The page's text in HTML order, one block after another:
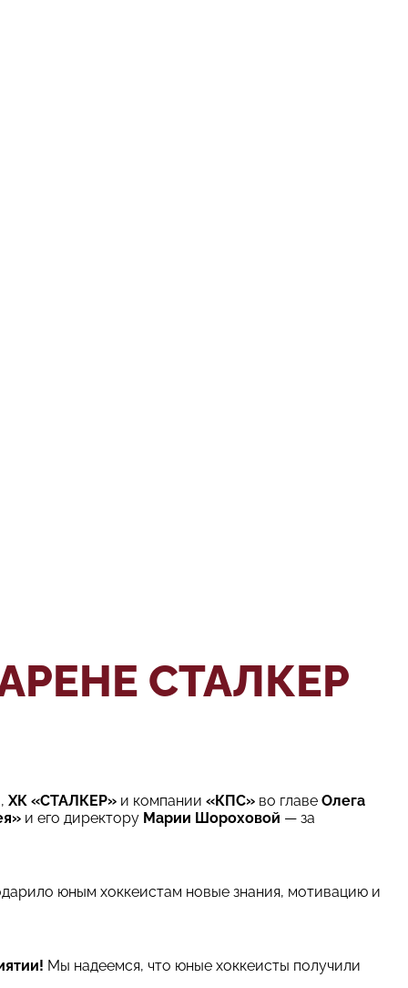
СТАЛКЕР
ХК «СТАЛКЕР» и компании «КПС» во главе Олега
и его директору Марии Шороховой — за
юным хоккеистам новые знания, мотивацию и
Мы надеемся, что юные хоккеисты получили